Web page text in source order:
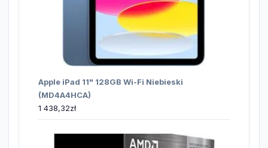
Apple iPad 11" 128GB Wi-Fi Niebieski
(MD4A4HCA)
1 438,32zł